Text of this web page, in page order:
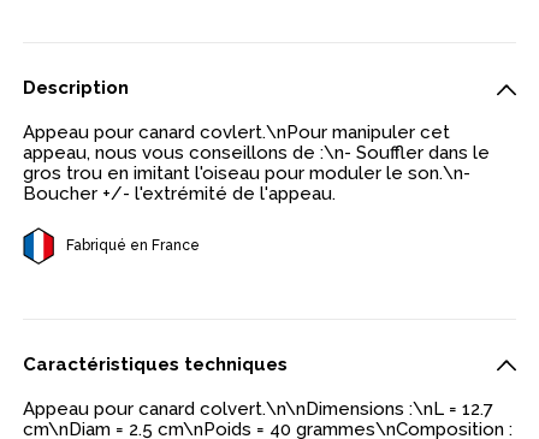
Description
Appeau pour canard covlert.\nPour manipuler cet
appeau, nous vous conseillons de :\n- Souffler dans le
gros trou en imitant l'oiseau pour moduler le son.\n-
Boucher +/- l'extrémité de l'appeau.
Fabriqué en France
Caractéristiques techniques
Appeau pour canard colvert.\n\nDimensions :\nL = 12.7
cm\nDiam = 2.5 cm\nPoids = 40 grammes\nComposition :